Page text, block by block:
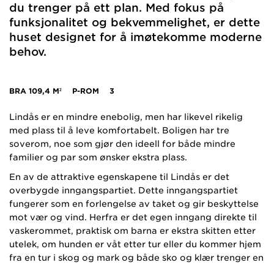
du trenger på ett plan. Med fokus på
funksjonalitet og bekvemmelighet, er dette
huset designet for å imøtekomme moderne
behov.
BRA 109,4 M² P-ROM 3
Lindås er en mindre enebolig, men har likevel rikelig
med plass til å leve komfortabelt. Boligen har tre
soverom, noe som gjør den ideell for både mindre
familier og par som ønsker ekstra plass.
En av de attraktive egenskapene til Lindås er det
overbygde inngangspartiet. Dette inngangspartiet
fungerer som en forlengelse av taket og gir beskyttelse
mot vær og vind. Herfra er det egen inngang direkte til
vaskerommet, praktisk om barna er ekstra skitten etter
utelek, om hunden er våt etter tur eller du kommer hjem
fra en tur i skog og mark og både sko og klær trenger en